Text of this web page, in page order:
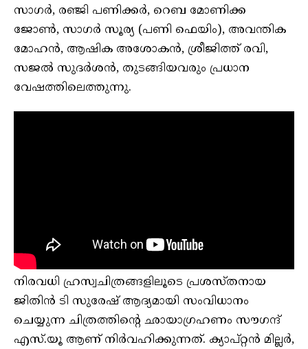
സാഗർ, രഞ്ജി പണിക്കർ, റെബ മോണിക്ക
ജോൺ, സാഗർ സൂര്യ (പണി ഫെയിം), അവന്തിക
മോഹൻ, ആഷിക അശോകൻ, ശ്രീജിത്ത് രവി,
സജൽ സുദർശൻ, തുടങ്ങിയവരും പ്രധാന
വേഷത്തിലെത്തുന്നു.
നിരവധി ഹ്രസ്വചിത്രങ്ങളിലൂടെ പ്രശസ്തനായ
ജിതിൻ ടി സുരേഷ് ആദ്യമായി സംവിധാനം
ചെയ്യുന്ന ചിത്രത്തിന്റെ ഛായാഗ്രഹണം സൗഗന്ദ്
എസ്.യൂ ആണ് നിർവ​ഹിക്കുന്നത്. ക്യാപ്റ്റൻ മില്ലർ,